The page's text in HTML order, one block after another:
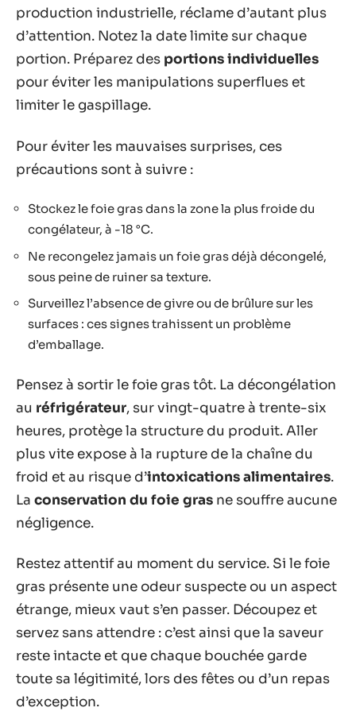
production industrielle, réclame d’autant plus
d’attention. Notez la date limite sur chaque
portion. Préparez des portions individuelles
pour éviter les manipulations superflues et
limiter le gaspillage.
Pour éviter les mauvaises surprises, ces
précautions sont à suivre :
Stockez le foie gras dans la zone la plus froide du
congélateur, à -18 °C.
Ne recongelez jamais un foie gras déjà décongelé,
sous peine de ruiner sa texture.
Surveillez l’absence de givre ou de brûlure sur les
surfaces : ces signes trahissent un problème
d’emballage.
Pensez à sortir le foie gras tôt. La décongélation
au réfrigérateur, sur vingt-quatre à trente-six
heures, protège la structure du produit. Aller
plus vite expose à la rupture de la chaîne du
froid et au risque d’intoxications alimentaires.
La conservation du foie gras ne souffre aucune
négligence.
Restez attentif au moment du service. Si le foie
gras présente une odeur suspecte ou un aspect
étrange, mieux vaut s’en passer. Découpez et
servez sans attendre : c’est ainsi que la saveur
reste intacte et que chaque bouchée garde
toute sa légitimité, lors des fêtes ou d’un repas
d’exception.